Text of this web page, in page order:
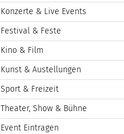
Konzerte & Live Events
Festival & Feste
Kino & Film
Kunst & Austellungen
Sport & Freizeit
Theater, Show & Bühne
Event Eintragen